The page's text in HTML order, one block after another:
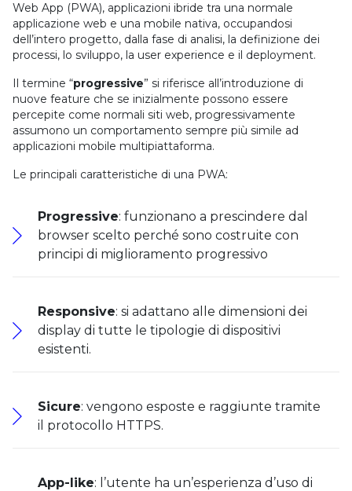
Web App (PWA), applicazioni ibride tra una normale
applicazione web e una mobile nativa, occupandosi
dell’intero progetto, dalla fase di analisi, la definizione dei
processi, lo sviluppo, la user experience e il deployment.
Il termine “progressive” si riferisce all’introduzione di
nuove feature che se inizialmente possono essere
percepite come normali siti web, progressivamente
assumono un comportamento sempre più simile ad
applicazioni mobile multipiattaforma.
Le principali caratteristiche di una PWA:
Progressive: funzionano a prescindere dal
browser scelto perché sono costruite con
principi di miglioramento progressivo
Responsive: si adattano alle dimensioni dei
display di tutte le tipologie di dispositivi
esistenti.
Sicure: vengono esposte e raggiunte tramite
il protocollo HTTPS.
App-like: l’utente ha un’esperienza d’uso di